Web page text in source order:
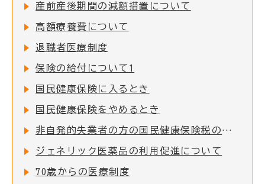
産前産後期間の減額措置について
高額療養費について
退職者医療制度
保険の給付について1
国民健康保険に入るとき
国民健康保険をやめるとき
非自発的失業者の方の国民健康保険税の軽減について
ジェネリック医薬品の利用促進について
70歳からの医療制度